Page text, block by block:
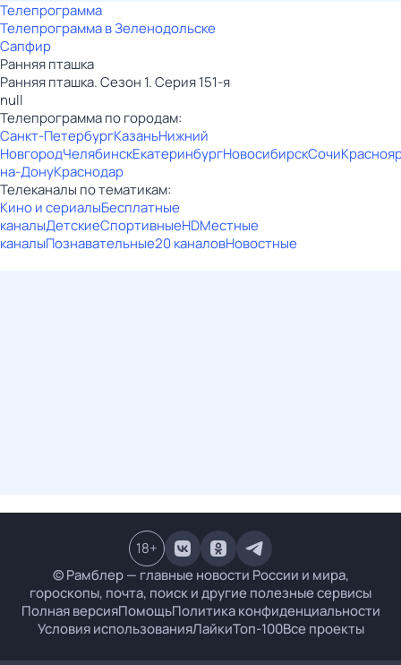
Телепрограмма
Телепрограмма в Зеленодольске
Сапфир
Ранняя пташка
Ранняя пташка. Сезон 1. Серия 151-я
null
Телепрограмма по городам:
Санкт-ПетербургКазаньНижний
НовгородЧелябинскЕкатеринбургНовосибирскСочи
на-ДонуКраснодар
Телеканалы по тематикам:
Кино и сериалыБесплатные
каналыДетскиеСпортивныеHDМестные
каналыПознавательные20 каналовНовостные
© Рамблер — главные новости России и мира,
гороскопы, почта, поиск и другие полезные сервисы
Полная версияПомощьПолитика конфиденциальности
Условия использованияЛайкиТоп-100Все проекты
18+